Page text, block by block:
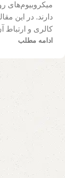
میکروبیوم‌های
دارند. در این
کالری و ارتباط
ادامه مطلب